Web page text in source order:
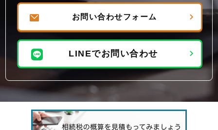
お問い合わせフォーム
LINEでお問い合わせ